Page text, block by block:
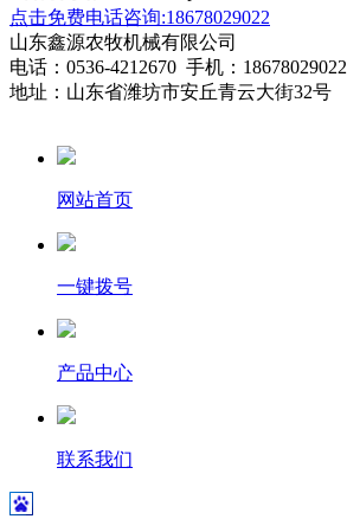
点击免费电话咨询:18678029022
山东鑫源农牧机械有限公司
电话：0536-4212670 手机：18678029022
地址：山东省潍坊市安丘青云大街32号
网站首页
一键拨号
产品中心
联系我们